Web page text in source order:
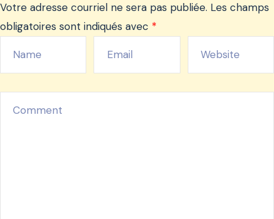
Votre adresse courriel ne sera pas publiée. Les champs
obligatoires sont indiqués avec *